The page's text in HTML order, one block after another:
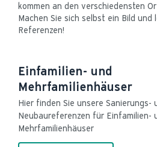
kommen an den verschiedensten
Machen Sie sich selbst ein Bild und
Referenzen!
Einfamilien- und
Mehrfamilienhäuser
Hier finden Sie unsere Sanierungs-
Neubaureferenzen für Einfamilien-
Mehrfamilienhäuser